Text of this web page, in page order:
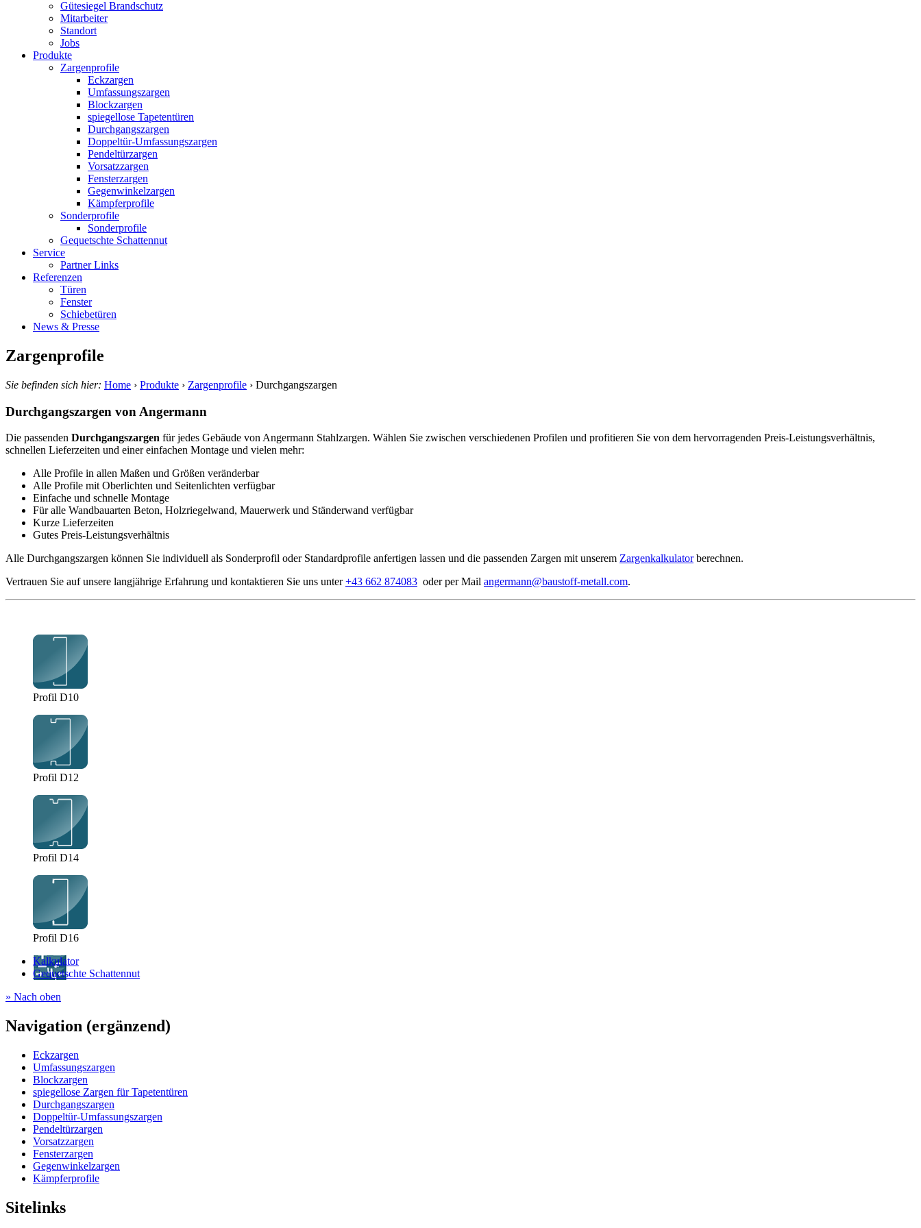
Gütesiegel Brandschutz
Mitarbeiter
Standort
Jobs
Produkte
Zargenprofile
Eckzargen
Umfassungszargen
Blockzargen
spiegellose Tapetentüren
Durchgangszargen
Doppeltür-Umfassungszargen
Pendeltürzargen
Vorsatzzargen
Fensterzargen
Gegenwinkelzargen
Kämpferprofile
Sonderprofile
Sonderprofile
Gequetschte Schattennut
Service
Partner Links
Referenzen
Türen
Fenster
Schiebetüren
News & Presse
Zargenprofile
Sie befinden sich hier: Home › Produkte › Zargenprofile › Durchgangszargen
Durchgangszargen von Angermann
Die passenden Durchgangszargen für jedes Gebäude von Angermann Stahlzargen. Wählen Sie zwischen verschiedenen Profilen und profitieren Sie von dem hervorragenden Preis-Leistungsverhältnis,
schnellen Lieferzeiten und einer einfachen Montage und vielen mehr:
Alle Profile in allen Maßen und Größen veränderbar
Alle Profile mit Oberlichten und Seitenlichten verfügbar
Einfache und schnelle Montage
Für alle Wandbauarten Beton, Holzriegelwand, Mauerwerk und Ständerwand verfügbar
Kurze Lieferzeiten
Gutes Preis-Leistungsverhältnis
Alle Durchgangszargen können Sie individuell als Sonderprofil oder Standardprofile anfertigen lassen und die passenden Zargen mit unserem Zargenkalkulatorberechnen.
Vertrauen Sie auf unsere langjährige Erfahrung und kontaktieren Sie uns unter+43 662 874083 oder per Mail angermann@baustoff-metall.com.
Profil D10
Profil D12
Profil D14
Profil D16
Kalkulator
Gequetschte Schattennut
» Nach oben
Navigation (ergänzend)
Eckzargen
Umfassungszargen
Blockzargen
spiegellose Zargen für Tapetentüren
Durchgangszargen
Doppeltür-Umfassungszargen
Pendeltürzargen
Vorsatzzargen
Fensterzargen
Gegenwinkelzargen
Kämpferprofile
Sitelinks